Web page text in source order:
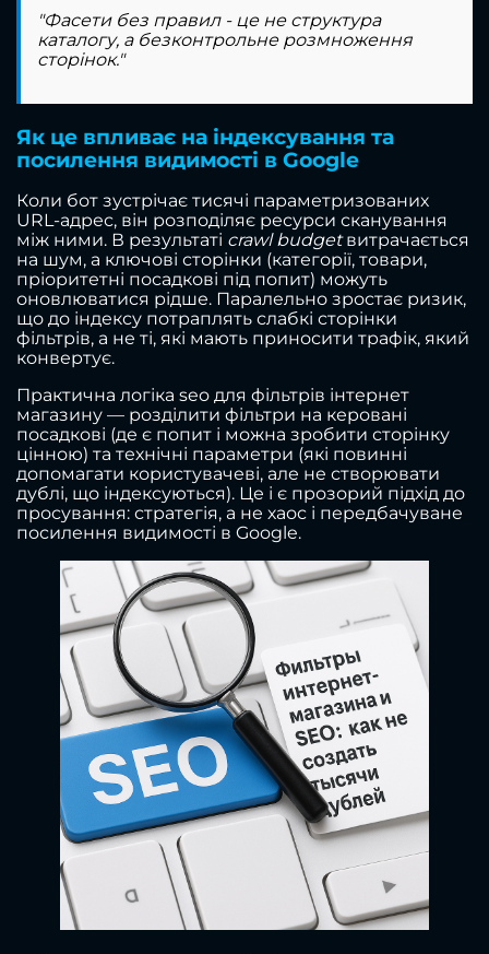
"Фасети без правил - це не структура
каталогу, а безконтрольне розмноження
сторінок."
Як це впливає на індексування та
посилення видимості в Google
Коли бот зустрічає тисячі параметризованих
URL-адрес, він розподіляє ресурси сканування
між ними. В результаті crawl budgetвитрачається
на шум, а ключові сторінки (категорії, товари,
пріоритетні посадкові під попит) можуть
оновлюватися рідше. Паралельно зростає ризик,
що до індексу потраплять слабкі сторінки
фільтрів, а не ті, які мають приносити трафік, який
конвертує.
Практична логіка seo для фільтрів інтернет
магазину — розділити фільтри на керовані
посадкові (де є попит і можна зробити сторінку
цінною) та технічні параметри (які повинні
допомагати користувачеві, але не створювати
дублі, що індексуються). Це і є прозорий підхід до
просування: стратегія, а не хаос і передбачуване
посилення видимості в Google.